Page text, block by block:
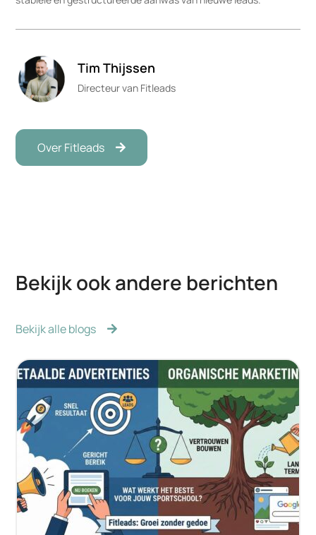
Tim Thijssen
Directeur van Fitleads
Over Fitleads
Bekijk ook andere berichten
Bekijk alle blogs